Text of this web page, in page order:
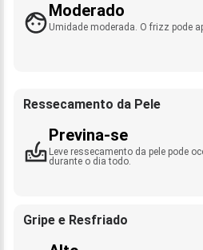
Moderado
Umidade moderada. O frizz pode
Ressecamento da Pele
Previna-se
Leve ressecamento da pele pode
durante o dia todo.
Gripe e Resfriado